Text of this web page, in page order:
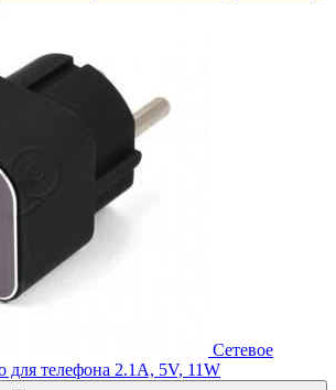
Сетевое
для телефона 2.1A, 5V, 11W